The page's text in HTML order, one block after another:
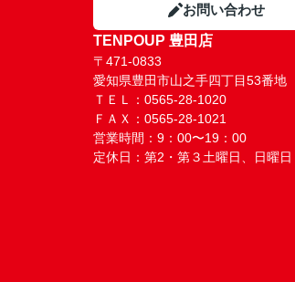
お問い合わせ
TENPOUP 豊田店
〒471-0833
愛知県豊田市山之手四丁目53番地
ＴＥＬ：0565-28-1020
ＦＡＸ：0565-28-1021
営業時間：9：00〜19：00
定休日：第2・第３土曜日、日曜日